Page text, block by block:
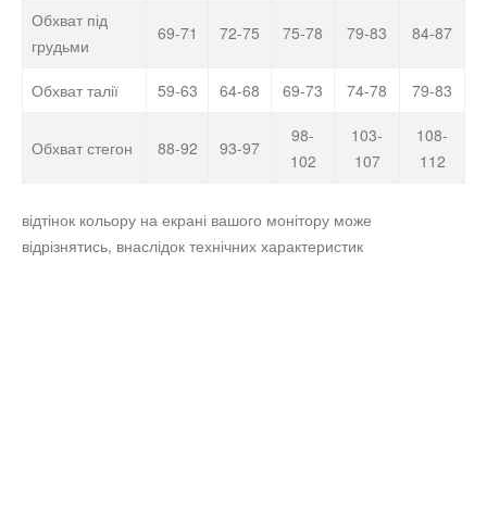
Обхват під
грудьми
69-71 72-75 75-78 79-83 84-87
Обхват талії 59-63 64-68 69-73 74-78 79-83
Обхват стегон 88-92 93-97
98-
102
103-
107
108-
112
відтінок кольору на екрані вашого монітору може
відрізнятись, внаслідок технічних характеристик